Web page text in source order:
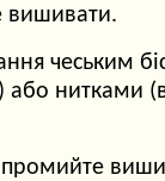
вишивати.
чеським
або нитками